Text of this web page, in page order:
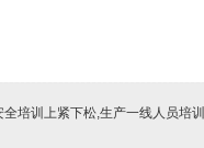
培训上紧下松,生产一线人员培